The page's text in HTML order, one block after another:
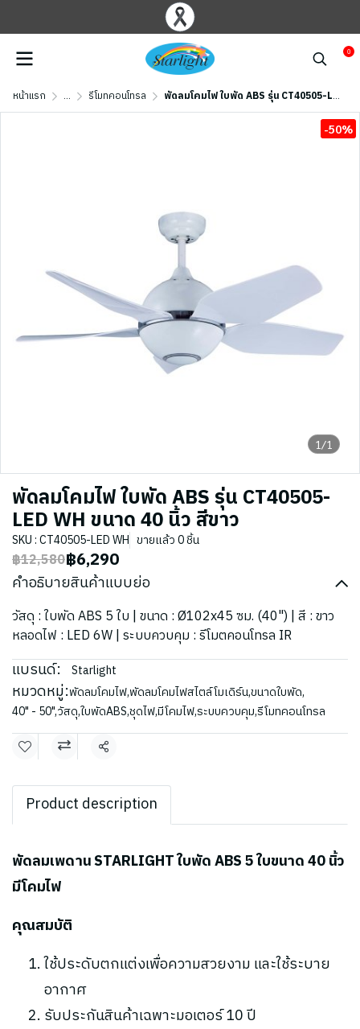
0
หน้าแรก ... รีโมทคอนโทรล พัดลมโคมไฟ ใบพัด ABS รุ่น CT40505-LED WH ขนาด 40 นิ้ว สีขาว
1/1
-50%
พัดลมโคมไฟ ใบพัด ABS รุ่น CT40505-
LED WH ขนาด 40 นิ้ว สีขาว
SKU : CT40505-LED WH ขายแล้ว 0 ชิ้น
฿12,580฿6,290
คำอธิบายสินค้าแบบย่อ
วัสดุ : ใบพัด ABS 5 ใบ | ขนาด : Ø102x45 ซม. (40") | สี : ขาว
หลอดไฟ : LED 6W | ระบบควบคุม : รีโมตคอนโทรล IR
แบรนด์: Starlight
หมวดหมู่:พัดลมโคมไฟ,พัดลมโคมไฟสไตล์โมเดิร์น,ขนาดใบพัด,
40" - 50",วัสดุ,ใบพัดABS,ชุดไฟ,มีโคมไฟ,ระบบควบคุม,รีโมทคอนโทรล
แชร์
Product description
พัดลมเพดาน STARLIGHT ใบพัด ABS 5 ใบขนาด 40 นิ้ว
มีโคมไฟ
คุณสมบัติ
ใช้ประดับตกแต่งเพื่อความสวยงาม และใช้ระบาย
อากาศ
รับประกันสินค้าเฉพาะมอเตอร์ 10 ปี